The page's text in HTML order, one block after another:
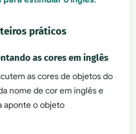
práticos
as cores em inglês
as cores de objetos do
nome de cor em inglês e
aponte o objeto